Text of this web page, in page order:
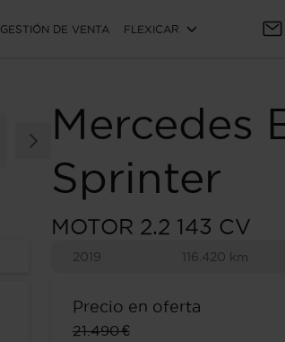
GESTIÓN DE VENTA FLEXICAR
Mercedes
Sprinter
MOTOR 2.2 143 CV
2019 116.420 km
Precio en oferta
21.490 €